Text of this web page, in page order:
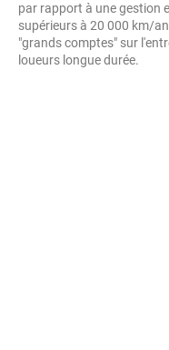
par rapport à une gestion
supérieurs à 20 000 km/
"grands comptes" sur
loueurs longue durée.